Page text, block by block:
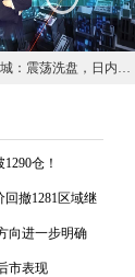
金都城：震荡洗盘，日内留意区间
仓！
撤1281区域继
向进一步明确
市表现